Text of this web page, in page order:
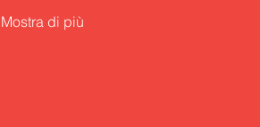
Mostra di più